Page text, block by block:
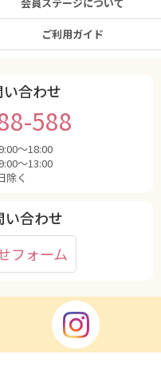
会員ステージについて
ご利用ガイド
合わせ
588
〜18:00
〜13:00
除く
い合わせ
フォーム